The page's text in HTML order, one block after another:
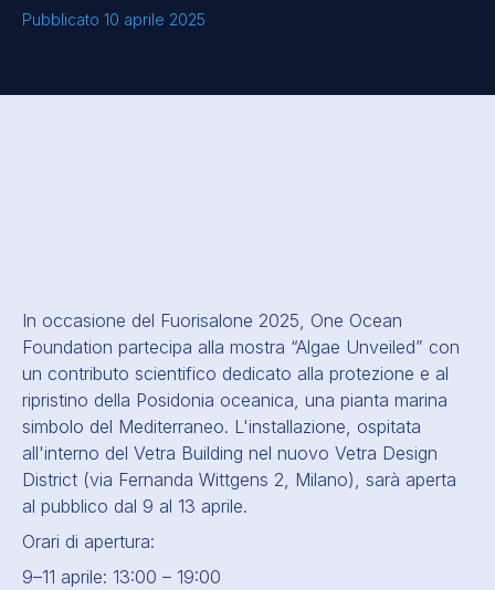
Pubblicato 10 aprile 2025
In occasione del Fuorisalone 2025, One Ocean
Foundation partecipa alla mostra “Algae Unveiled” con
un contributo scientifico dedicato alla protezione e al
ripristino della Posidonia oceanica, una pianta marina
simbolo del Mediterraneo. L'installazione, ospitata
all'interno del Vetra Building nel nuovo Vetra Design
District (via Fernanda Wittgens 2, Milano), sarà aperta
al pubblico dal 9 al 13 aprile.
Orari di apertura:
9–11 aprile: 13:00 – 19:00